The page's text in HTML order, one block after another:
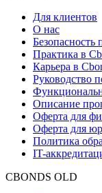
Для клиентов
О нас
Безопасность
Практика в
Карьера в
Руководство
Описание
Оферта для
Оферта для
Политика
IT-
CBONDS OLD